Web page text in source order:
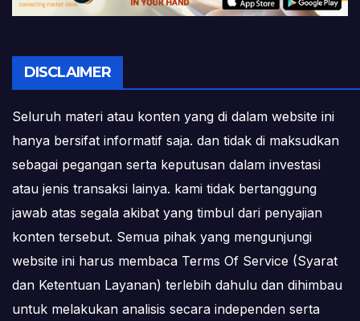
DISCLAIMER
Seluruh materi atau konten yang di dalam website ini
hanya bersifat informatif saja. dan tidak di maksudkan
sebagai pegangan serta keputusan dalam investasi
atau jenis transaksi lainya. kami tidak bertanggung
jawab atas segala akibat yang timbul dari penyajian
konten tersebut. Semua pihak yang mengunjungi
website ini harus membaca Terms Of Service (Syarat
dan Ketentuan Layanan) terlebih dahulu dan dihimbau
untuk melakukan analisis secara independen serta